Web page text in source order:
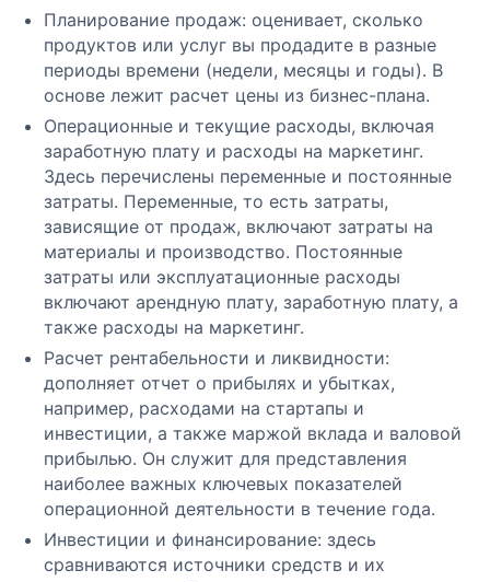
Планирование продаж: оценивает, сколько
продуктов или услуг вы продадите в разные
периоды времени (недели, месяцы и годы). В
основе лежит расчет цены из бизнес-плана.
Операционные и текущие расходы, включая
заработную плату и расходы на маркетинг.
Здесь перечислены переменные и постоянные
затраты. Переменные, то есть затраты,
зависящие от продаж, включают затраты на
материалы и производство. Постоянные
затраты или эксплуатационные расходы
включают арендную плату, заработную плату, а
также расходы на маркетинг.
Расчет рентабельности и ликвидности:
дополняет отчет о прибылях и убытках,
например, расходами на стартапы и
инвестиции, а также маржой вклада и валовой
прибылью. Он служит для представления
наиболее важных ключевых показателей
операционной деятельности в течение года.
Инвестиции и финансирование: здесь
сравниваются источники средств и их